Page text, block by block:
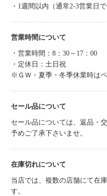
・1週間以内（通常2-3営業日
営業時間について
・営業時間：8：30～17：00
・定休日：土日祝
※ＧＷ・夏季・冬季休業時は
セール品について
セール品については、返品・
予めご了承下さいませ。
在庫切れについて
当店では、複数の店舗にて在
す。